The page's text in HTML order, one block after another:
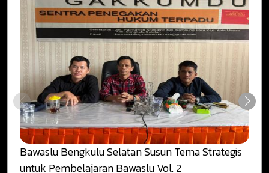
Bawaslu Bengkulu Selatan Susun Tema Strategis
untuk Pembelajaran Bawaslu Vol. 2